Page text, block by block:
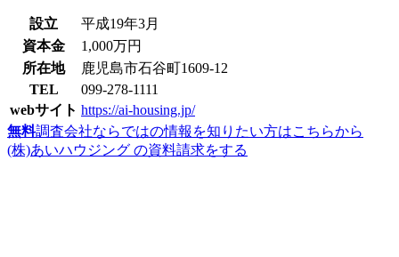
設立
平成19年3月
資本金
1,000万円
所在地
鹿児島市石谷町1609-12
TEL
099-278-1111
webサイト https://ai-housing.jp/
無料調査会社ならではの情報を知りたい方はこちらから
(株)あいハウジング の資料請求をする